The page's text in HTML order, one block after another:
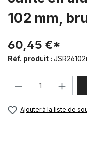
102 mm,
60,45 €*
Réf. produit :
Quantité de
Ajouter à la liste de